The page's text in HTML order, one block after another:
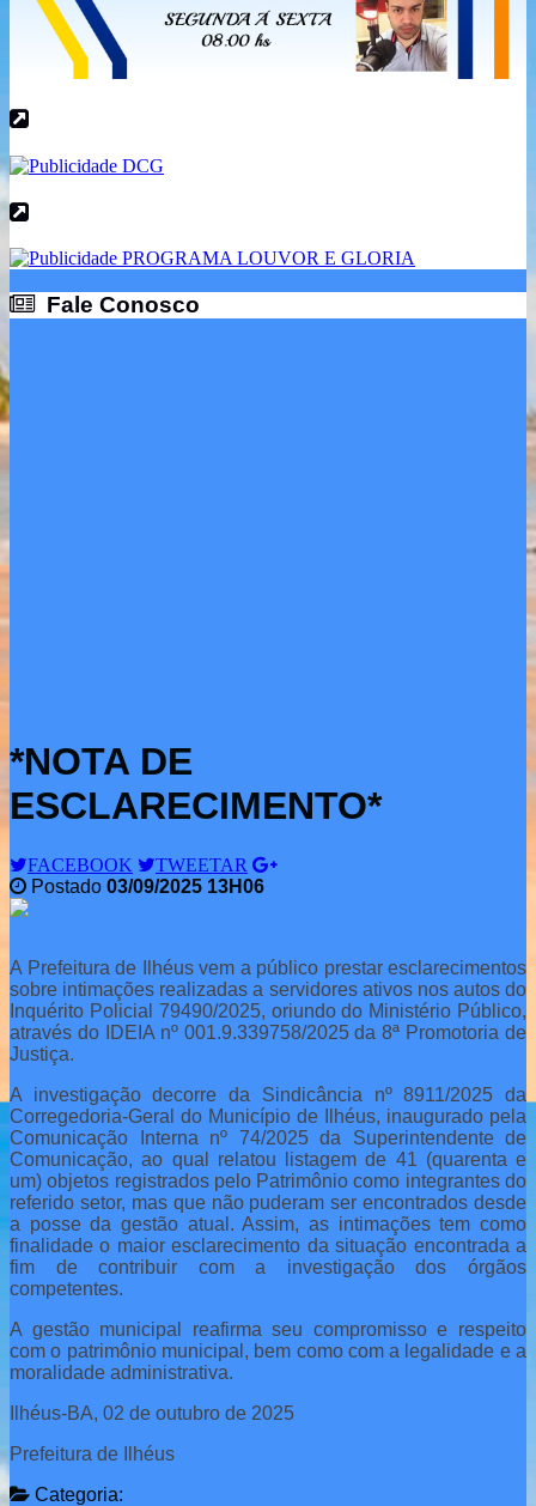
Fale Conosco
*NOTA DE
ESCLARECIMENTO*
FACEBOOK
TWEETAR
Postado 03/09/2025 13H06
A Prefeitura de Ilhéus vem a público prestar esclarecimentos
sobre intimações realizadas a servidores ativos nos autos do
Inquérito Policial 79490/2025, oriundo do Ministério Público,
através do IDEIA nº 001.9.339758/2025 da 8ª Promotoria de
Justiça.
A investigação decorre da Sindicância nº 8911/2025 da
Corregedoria-Geral do Município de Ilhéus, inaugurado pela
Comunicação Interna nº 74/2025 da Superintendente de
Comunicação, ao qual relatou listagem de 41 (quarenta e
um) objetos registrados pelo Patrimônio como integrantes do
referido setor, mas que não puderam ser encontrados desde
a posse da gestão atual. Assim, as intimações tem como
finalidade o maior esclarecimento da situação encontrada a
fim de contribuir com a investigação dos órgãos
competentes.
A gestão municipal reafirma seu compromisso e respeito
com o patrimônio municipal, bem como com a legalidade e a
moralidade administrativa.
Ilhéus-BA, 02 de outubro de 2025
Prefeitura de Ilhéus
Categoria: